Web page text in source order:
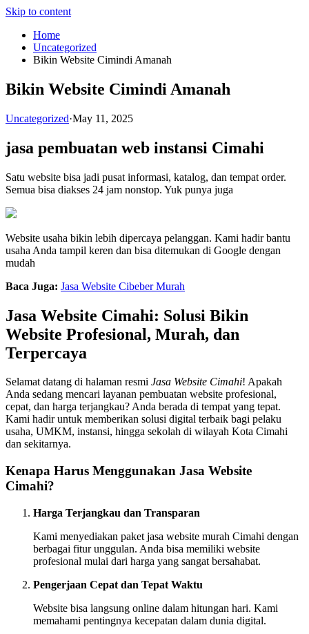
Skip to content
Home
Uncategorized
Bikin Website Cimindi Amanah
Bikin Website Cimindi Amanah
Uncategorized·May 11, 2025
jasa pembuatan web instansi Cimahi
Satu website bisa jadi pusat informasi, katalog, dan tempat order.
Semua bisa diakses 24 jam nonstop. Yuk punya juga
Website usaha bikin lebih dipercaya pelanggan. Kami hadir bantu
usaha Anda tampil keren dan bisa ditemukan di Google dengan
mudah
Baca Juga: Jasa Website Cibeber Murah
Jasa Website Cimahi: Solusi Bikin
Website Profesional, Murah, dan
Terpercaya
Selamat datang di halaman resmi Jasa Website Cimahi! Apakah
Anda sedang mencari layanan pembuatan website profesional,
cepat, dan harga terjangkau? Anda berada di tempat yang tepat.
Kami hadir untuk memberikan solusi digital terbaik bagi pelaku
usaha, UMKM, instansi, hingga sekolah di wilayah Kota Cimahi
dan sekitarnya.
Kenapa Harus Menggunakan Jasa Website
Cimahi?
Harga Terjangkau dan Transparan
Kami menyediakan paket jasa website murah Cimahi dengan
berbagai fitur unggulan. Anda bisa memiliki website
profesional mulai dari harga yang sangat bersahabat.
Pengerjaan Cepat dan Tepat Waktu
Website bisa langsung online dalam hitungan hari. Kami
memahami pentingnya kecepatan dalam dunia digital.